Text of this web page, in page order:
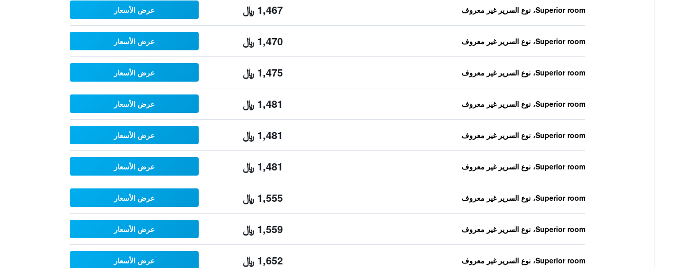
Superior room، نوع السرير غير معروف 1,467 ﷼ عرض الأسعار
Superior room، نوع السرير غير معروف 1,470 ﷼ عرض الأسعار
Superior room، نوع السرير غير معروف 1,475 ﷼ عرض الأسعار
Superior room، نوع السرير غير معروف 1,481 ﷼ عرض الأسعار
Superior room، نوع السرير غير معروف 1,481 ﷼ عرض الأسعار
Superior room، نوع السرير غير معروف 1,481 ﷼ عرض الأسعار
Superior room، نوع السرير غير معروف 1,555 ﷼ عرض الأسعار
Superior room، نوع السرير غير معروف 1,559 ﷼ عرض الأسعار
Superior room، نوع السرير غير معروف 1,652 ﷼ عرض الأسعار